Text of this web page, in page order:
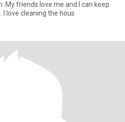
My friends love me and I can keep
love cleaning the hous